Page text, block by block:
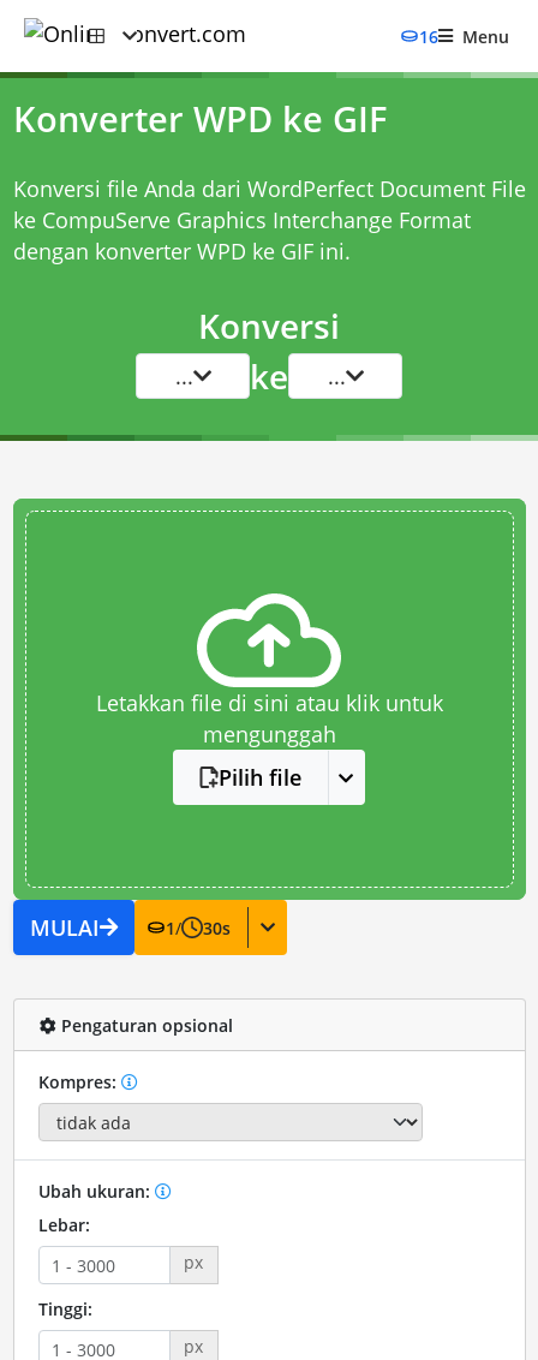
16 Menu
Konverter WPD ke GIF
Konversi file Anda dari WordPerfect Document File
ke CompuServe Graphics Interchange Format
dengan konverter WPD ke GIFini.
Konversi
... ke ...
Letakkan file di sini atau klik untuk
mengunggah
Pilih file
MULAI 1/ 30s
Pengaturan opsional
Kompres:
Ubah ukuran:
Lebar:
px
Tinggi:
px